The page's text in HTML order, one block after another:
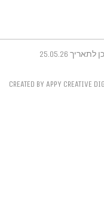
25.05.26
CREATED BY APPY CREATIVE